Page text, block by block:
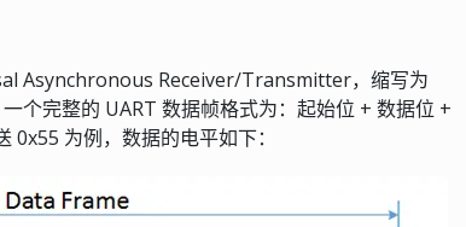
Asynchronous Receiver/Transmitter，缩写为
个完整的 UART 数据帧格式为：起始位 + 数据位 +
为例，数据的电平如下：